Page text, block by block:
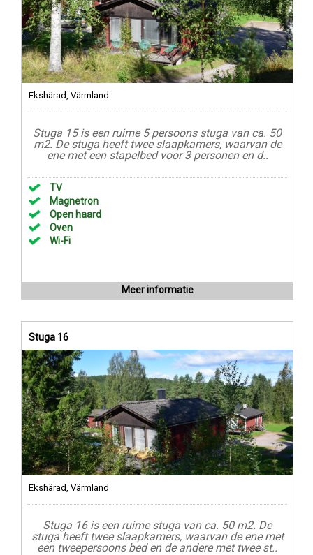
Ekshärad, Värmland
Stuga 15 is een ruime 5 persoons stuga van ca. 50
m2. De stuga heeft twee slaapkamers, waarvan de
ene met een stapelbed voor 3 personen en d..
TV
Magnetron
Open haard
Oven
Wi-Fi
Meer informatie
Stuga 16
Ekshärad, Värmland
Stuga 16 is een ruime stuga van ca. 50 m2. De
stuga heeft twee slaapkamers, waarvan de ene met
een tweepersoons bed en de andere met twee st..